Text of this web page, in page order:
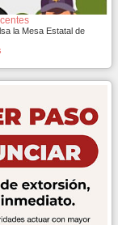
la Mesa Estatal de